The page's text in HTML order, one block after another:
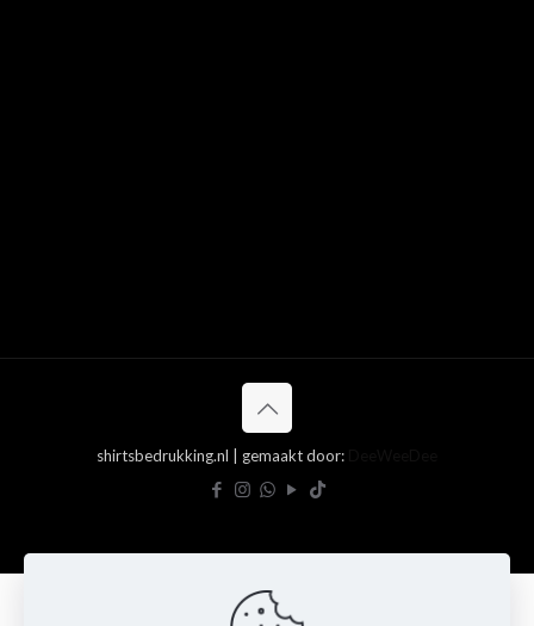
shirtsbedrukking.nl | gemaakt door: